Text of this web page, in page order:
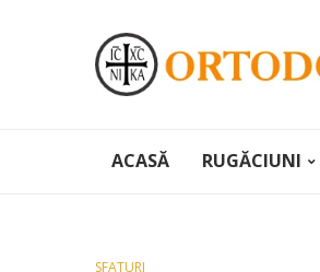
ACASĂ RUGĂCIUNI
SFATURI